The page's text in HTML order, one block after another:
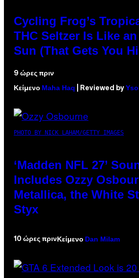
Cycling Frog’s
THC Seltzer Is Like
Sun (That Gets You
9 ώρες πριν
Κείμενο Maha Haq | Reviewed by
PHOTO BY NICK LAHAM/GETTY IMAGES
‘Madden NFL 27’
Includes Ozzy
Metallica, the White
Styx
10 ώρες πριν Κείμενο Dan Milam